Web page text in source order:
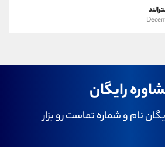
رایگان
نام و شماره تماست رو بزار